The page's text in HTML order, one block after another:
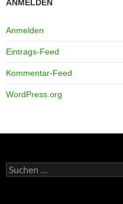
ANMELDEN
Anmelden
Eintrags-Feed
Kommentar-Feed
WordPress.org
Suchen
nach: